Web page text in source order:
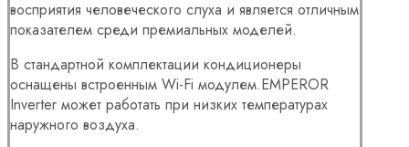
восприятия человеческого слуха и является отличным
показателем среди премиальных моделей.
В стандартной комплектации кондиционеры
оснащены встроенным Wi-Fi модулем.EMPEROR
Inverter может работать при низких температурах
наружного воздуха.